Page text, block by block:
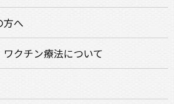
方へ
クチン療法について